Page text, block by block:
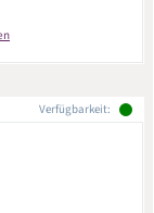
Verfügbarkeit: